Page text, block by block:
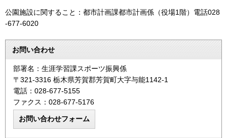
公園施設に関すること：都市計画課都市計画係（役場1階）電話028
-677-6020
お問い合わせ
部署名：生涯学習課スポーツ振興係
〒321-3316 栃木県芳賀郡芳賀町大字与能1142-1
電話：028-677-5155
ファクス：028-677-5176